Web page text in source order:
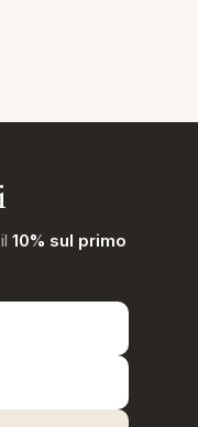
10% sul primo